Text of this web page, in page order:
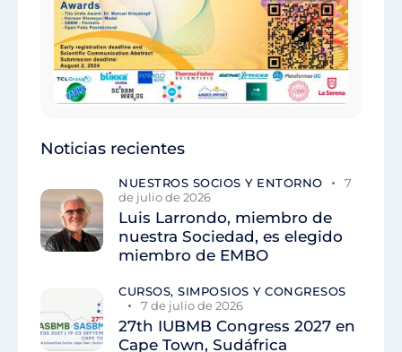
Noticias recientes
NUESTROS SOCIOS Y ENTORNO
7
de julio de 2026
Luis Larrondo, miembro de
nuestra Sociedad, es elegido
miembro de EMBO
CURSOS, SIMPOSIOS Y CONGRESOS
7 de julio de 2026
27th IUBMB Congress 2027 en
Cape Town, Sudáfrica